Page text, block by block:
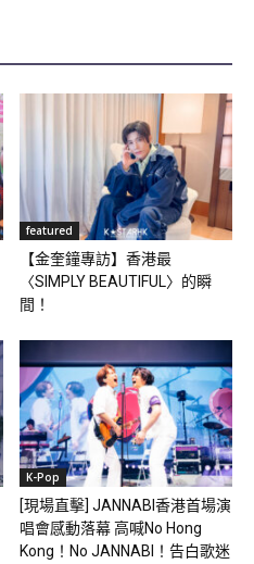
featured
【金奎鐘專訪】香港最
〈SIMPLY BEAUTIFUL〉的瞬
間！
K-Pop
[現場直擊] JANNABI香港首場演
唱會感動落幕 高喊No Hong
Kong！No JANNABI！告白歌迷